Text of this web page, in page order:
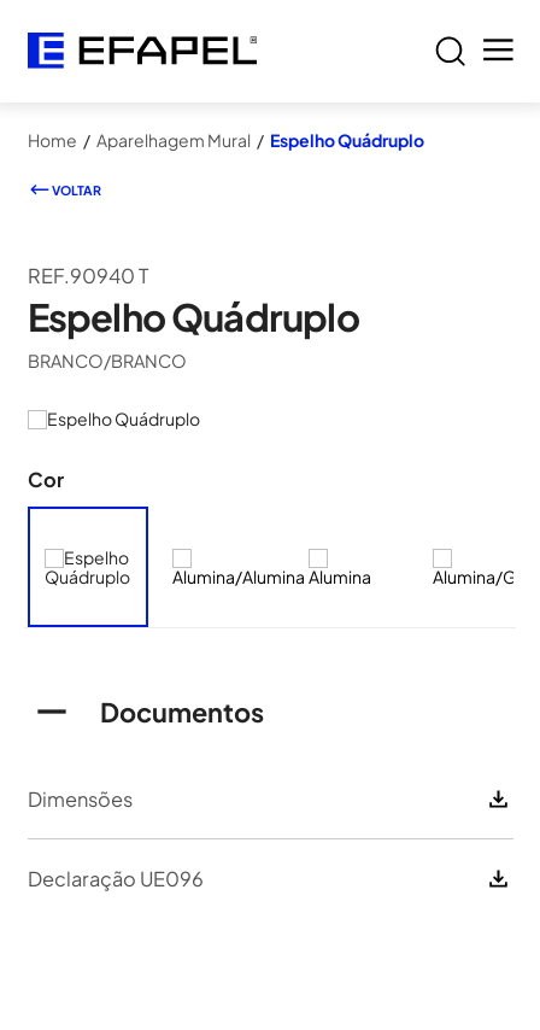
Home / Aparelhagem Mural / Espelho Quádruplo
VOLTAR
REF.90940 T
Espelho Quádruplo
BRANCO/BRANCO
Cor
Documentos
Dimensões
Declaração UE096